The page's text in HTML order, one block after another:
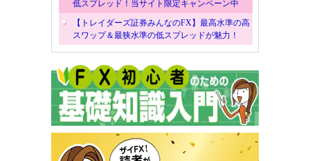
低スプレッド！当サイト限定キャンペーン中
【トレイダーズ証券みんなのFX】最高水準の高
スワップ＆最狭水準の低スプレッドが魅力！